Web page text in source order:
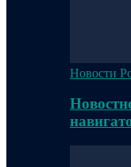
Новости